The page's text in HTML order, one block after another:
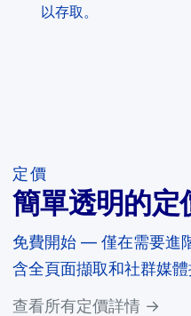
以存取。
定價
簡單透明的定
免費開始 — 僅在需要進
含全頁面擷取和社群媒體
查看所有定價詳情 →